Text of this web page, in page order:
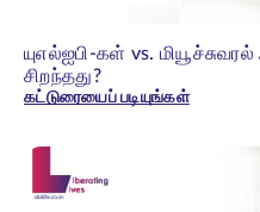
யுஎல்ஐபி-கள் vs.
சிறந்தது?
கட்டுரையைப் படியுங்கள்